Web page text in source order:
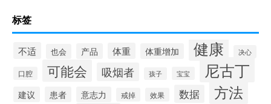
标签
不适 也会 产品 体重 体重增加 健康 决心
口腔 可能会 吸烟者 孩子 宝宝 尼古丁
建议 患者 意志力 戒掉 效果 数据 方法